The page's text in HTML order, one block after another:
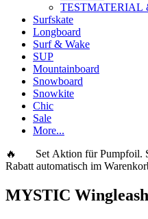
TESTMATERIAL
Surfskate
Longboard
Surf & Wake
SUP
Mountainboard
Snowboard
Snowkite
Chic
Sale
More...
🔥 Set Aktion für Pumpfoil.
Rabatt automatisch im
MYSTIC